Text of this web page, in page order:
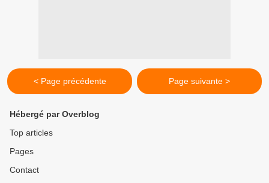
< Page précédente Page suivante >
Hébergé par Overblog
Top articles
Pages
Contact